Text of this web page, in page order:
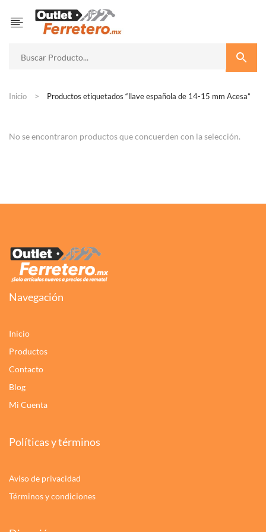
Inicio Productos etiquetados “llave española de 14-15 mm Acesa”
No se encontraron productos que concuerden con la selección.
Navegación
Inicio
Productos
Contacto
Blog
Mi Cuenta
Políticas y términos
Aviso de privacidad
Términos y condiciones